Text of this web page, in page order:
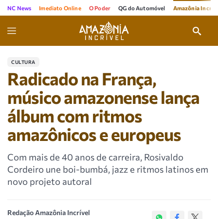
NC News Imediato Online O Poder QG do Automóvel Amazônia
CULTURA
Radicado na França,
músico amazonense lança
álbum com ritmos
amazônicos e europeus
Com mais de 40 anos de carreira, Rosivaldo
Cordeiro une boi-bumbá, jazz e ritmos latinos em
novo projeto autoral
Redação Amazônia Incrível